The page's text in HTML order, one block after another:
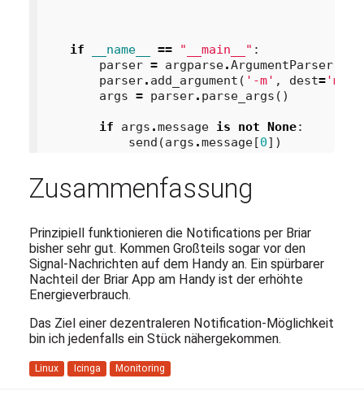
if __name__ == "__main__" :
parser = argparse.ArgumentParser(
parser. add_argument ( '-m' , dest=
args = parser. parse_args ()
if args .message is not None:
send (args .message[0])
Zusammenfassung
Prinzipiell funktionieren die Notifications per Briar
bisher sehr gut. Kommen Großteils sogar vor den
Signal-Nachrichten auf dem Handy an. Ein spürbarer
Nachteil der Briar App am Handy ist der erhöhte
Energieverbrauch.
Das Ziel einer dezentraleren Notification-Möglichkeit
bin ich jedenfalls ein Stück nähergekommen.
Linux Icinga Monitoring